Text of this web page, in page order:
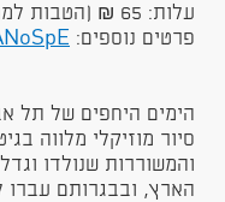
עלות: 65 ₪ (הטבות למחזיקי ומחזיקות דיגיתל)
פרטים נוספים:
הימים היחפים של תל
סיור מוזיקלי מלווה
והמשוררות שנולדו
הארץ, ובבגרותם עברו